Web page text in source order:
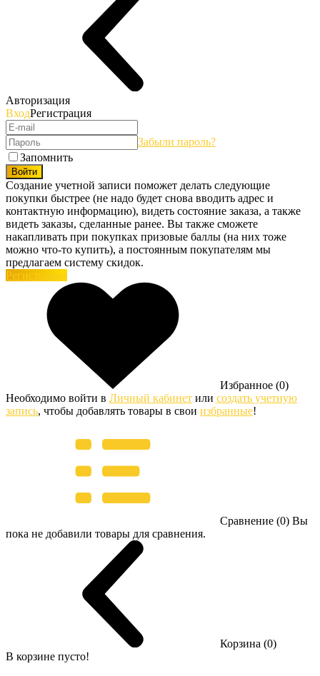
Авторизация
ВходРегистрация
Забыли пароль?
Запомнить
Войти
Создание учетной записи поможет делать следующие
покупки быстрее (не надо будет снова вводить адрес и
контактную информацию), видеть состояние заказа, а также
видеть заказы, сделанные ранее. Вы также сможете
накапливать при покупках призовые баллы (на них тоже
можно что-то купить), а постоянным покупателям мы
предлагаем систему скидок.
Регистрация
Избранное (0)
Необходимо войти в Личный кабинет или создать учетную
запись, чтобы добавлять товары в свои избранные!
Сравнение (0) Вы
пока не добавили товары для сравнения.
Корзина (0)
В корзине пусто!